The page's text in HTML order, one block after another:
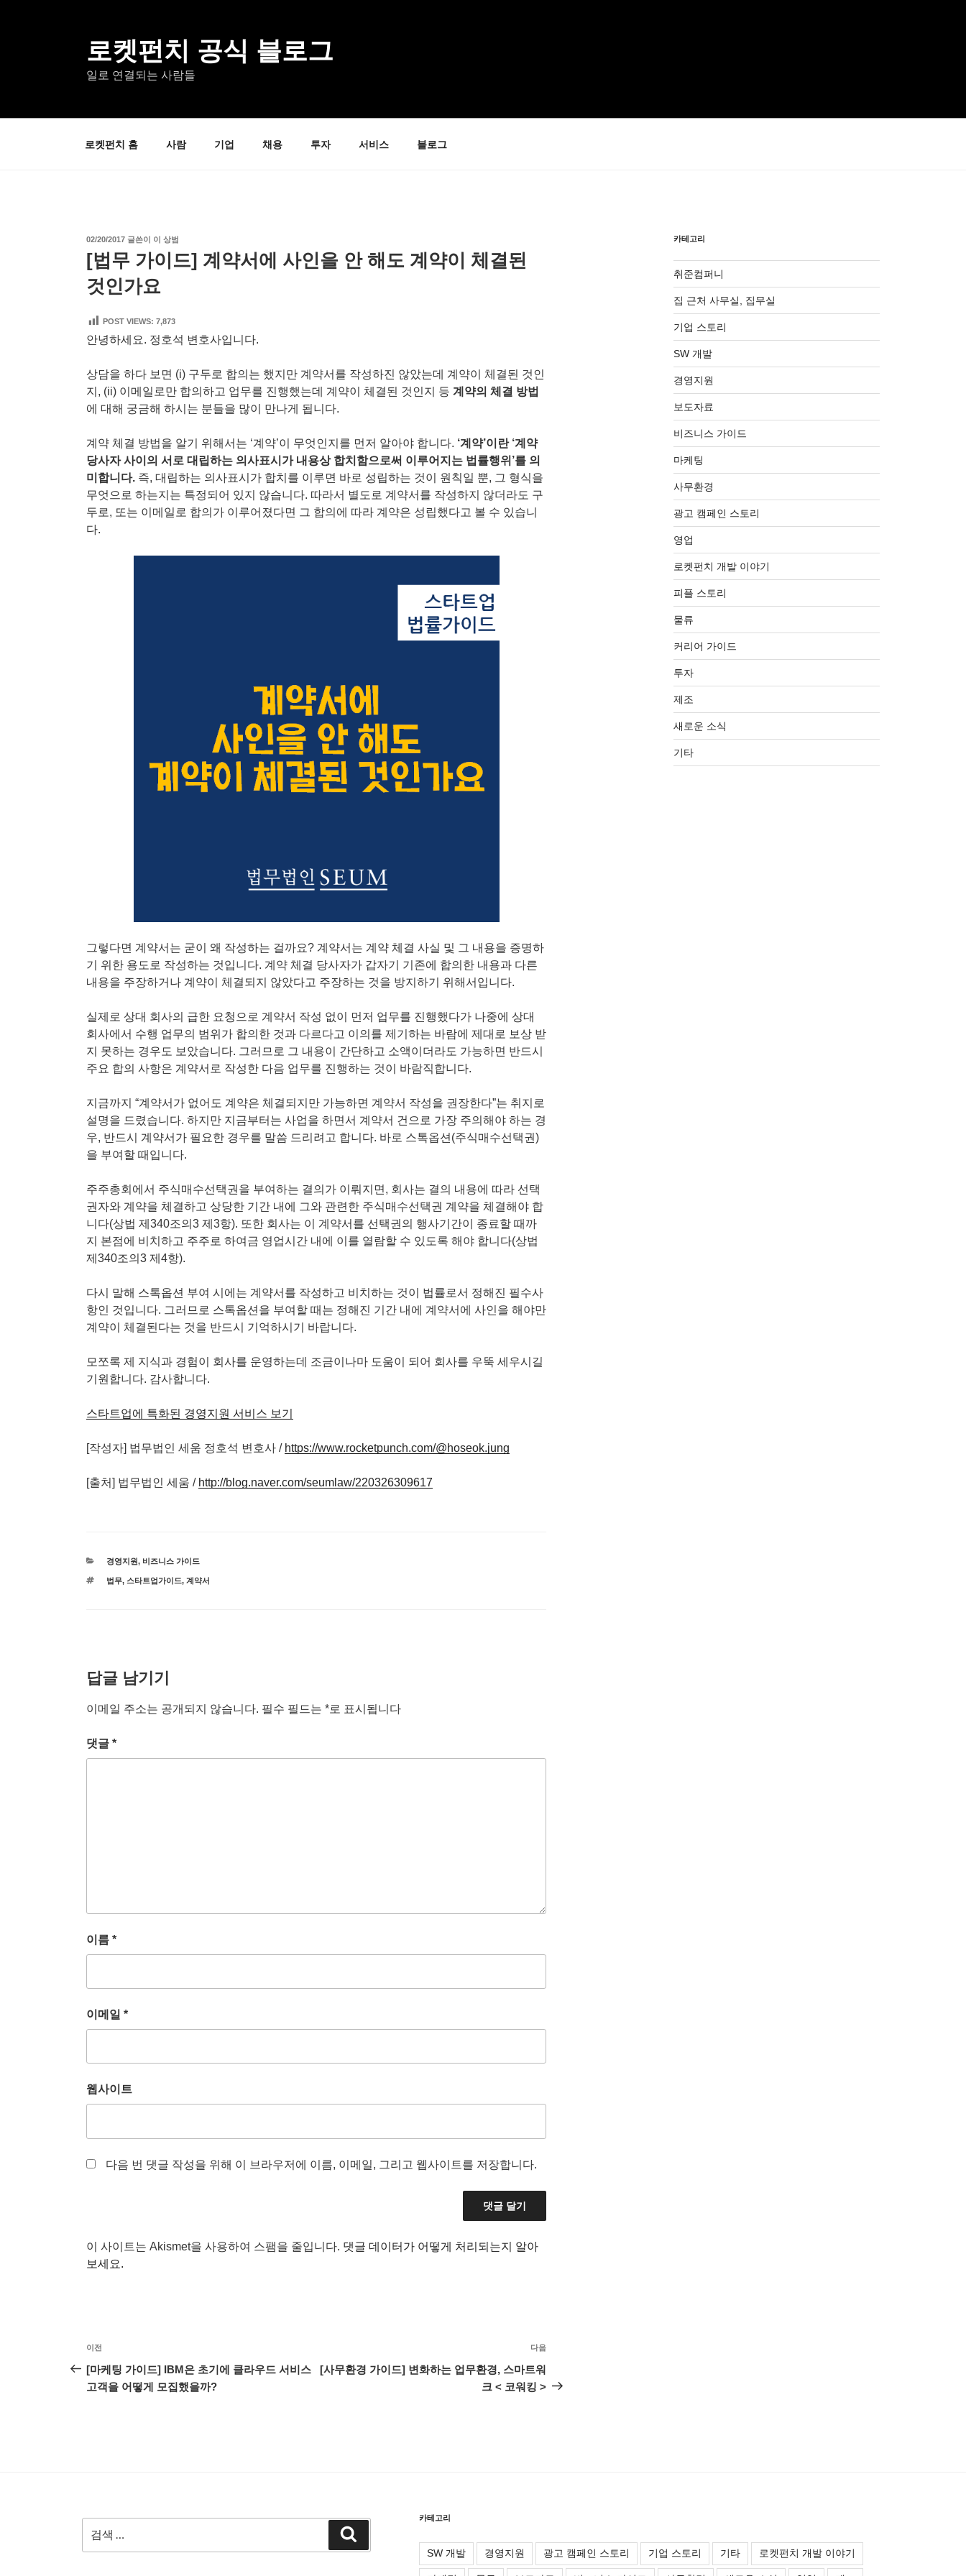
로켓펀치 공식 블로그
일로 연결되는 사람들
로켓펀치 홈 사람 기업 채용 투자 서비스 블로그
작
자
02/20/2017 글쓴이 이 상범
[법무 가이드] 계약서에 사인을 안 해도 계약이 체결된
것인가요
POST VIEWS: 7,873
안녕하세요. 정호석 변호사입니다.
상담을 하다 보면 (i) 구두로 합의는 했지만 계약서를 작성하진 않았는데 계약이 체결된 것인
지, (ii) 이메일로만 합의하고 업무를 진행했는데 계약이 체결된 것인지 등 계약의 체결 방법
에 대해 궁금해 하시는 분들을 많이 만나게 됩니다.
계약 체결 방법을 알기 위해서는 ‘계약’이 무엇인지를 먼저 알아야 합니다. ‘계약’이란 ‘계약
당사자 사이의 서로 대립하는 의사표시가 내용상 합치함으로써 이루어지는 법률행위’를 의
미합니다. 즉, 대립하는 의사표시가 합치를 이루면 바로 성립하는 것이 원칙일 뿐, 그 형식을
무엇으로 하는지는 특정되어 있지 않습니다. 따라서 별도로 계약서를 작성하지 않더라도 구
두로, 또는 이메일로 합의가 이루어졌다면 그 합의에 따라 계약은 성립했다고 볼 수 있습니
다.
그렇다면 계약서는 굳이 왜 작성하는 걸까요? 계약서는 계약 체결 사실 및 그 내용을 증명하
기 위한 용도로 작성하는 것입니다. 계약 체결 당사자가 갑자기 기존에 합의한 내용과 다른
내용을 주장하거나 계약이 체결되지 않았다고 주장하는 것을 방지하기 위해서입니다.
실제로 상대 회사의 급한 요청으로 계약서 작성 없이 먼저 업무를 진행했다가 나중에 상대
회사에서 수행 업무의 범위가 합의한 것과 다르다고 이의를 제기하는 바람에 제대로 보상 받
지 못하는 경우도 보았습니다. 그러므로 그 내용이 간단하고 소액이더라도 가능하면 반드시
주요 합의 사항은 계약서로 작성한 다음 업무를 진행하는 것이 바람직합니다.
지금까지 “계약서가 없어도 계약은 체결되지만 가능하면 계약서 작성을 권장한다”는 취지로
설명을 드렸습니다. 하지만 지금부터는 사업을 하면서 계약서 건으로 가장 주의해야 하는 경
우, 반드시 계약서가 필요한 경우를 말씀 드리려고 합니다. 바로 스톡옵션(주식매수선택권)
을 부여할 때입니다.
주주총회에서 주식매수선택권을 부여하는 결의가 이뤄지면, 회사는 결의 내용에 따라 선택
권자와 계약을 체결하고 상당한 기간 내에 그와 관련한 주식매수선택권 계약을 체결해야 합
니다(상법 제340조의3 제3항). 또한 회사는 이 계약서를 선택권의 행사기간이 종료할 때까
지 본점에 비치하고 주주로 하여금 영업시간 내에 이를 열람할 수 있도록 해야 합니다(상법
제340조의3 제4항).
다시 말해 스톡옵션 부여 시에는 계약서를 작성하고 비치하는 것이 법률로서 정해진 필수사
항인 것입니다. 그러므로 스톡옵션을 부여할 때는 정해진 기간 내에 계약서에 사인을 해야만
계약이 체결된다는 것을 반드시 기억하시기 바랍니다.
모쪼록 제 지식과 경험이 회사를 운영하는데 조금이나마 도움이 되어 회사를 우뚝 세우시길
기원합니다. 감사합니다.
스타트업에 특화된 경영지원 서비스 보기
[작성자] 법무법인 세움 정호석 변호사 / https://www.rocketpunch.com/@hoseok.jung
[출처] 법무법인 세움 / http://blog.naver.com/seumlaw/220326309617
카
고
경영지원, 비즈니스 가이드
태
법무, 스타트업가이드, 계약서
답글 남기기
이메일 주소는 공개되지 않습니다. 필수 필드는 *로 표시됩니다
댓글 *
이름 *
이메일 *
웹사이트
다음 번 댓글 작성을 위해 이 브라우저에 이름, 이메일, 그리고 웹사이트를 저장합니다.
이 사이트는 Akismet을 사용하여 스팸을 줄입니다. 댓글 데이터가 어떻게 처리되는지 알아
보세요.
글
탐
색
이
전
글
이전
[마케팅 가이드] IBM은 초기에 클라우드 서비스
고객을 어떻게 모집했을까?
다
글
다음
[사무환경 가이드] 변화하는 업무환경, 스마트워
크 < 코워킹 >
카테고리
취준컴퍼니
집 근처 사무실, 집무실
기업 스토리
SW 개발
경영지원
보도자료
비즈니스 가이드
마케팅
사무환경
광고 캠페인 스토리
영업
로켓펀치 개발 이야기
피플 스토리
물류
커리어 가이드
투자
제조
새로운 소식
기타
색:
색
카테고리
SW 개발 경영지원 광고 캠페인 스토리 기업 스토리 기타 로켓펀치 개발 이야기